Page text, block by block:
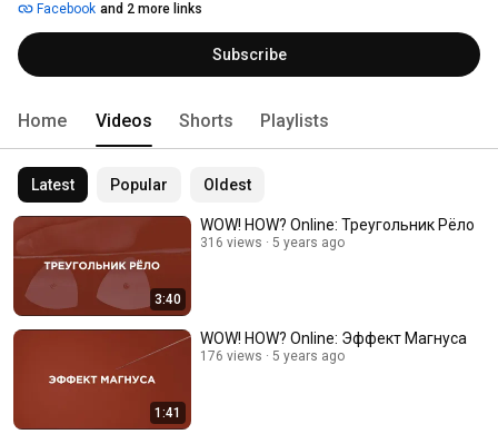
Facebook and 2 more links
Subscribe
Home Videos Shorts Playlists
Latest Popular Oldest
3:40
WOW! HOW? Online: Треугольник Рёло
316 views 5 years ago
1:41
WOW! HOW? Online: Эффект Магнуса
176 views 5 years ago